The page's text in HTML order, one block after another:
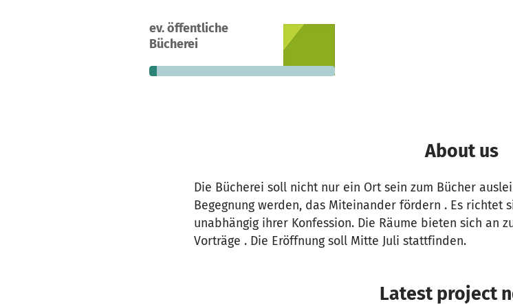
ev. öffentliche
Bücherei
A project in Oberboihingen, Germany
4
About us
Die Bücherei soll nicht nur ein Ort sein zum Bücher
Begegnung werden, das Miteinander fördern . Es richtet
unabhängig ihrer Konfession. Die Räume bieten sich an
Vorträge . Die Eröffnung soll Mitte Juli stattfinden.
Latest project